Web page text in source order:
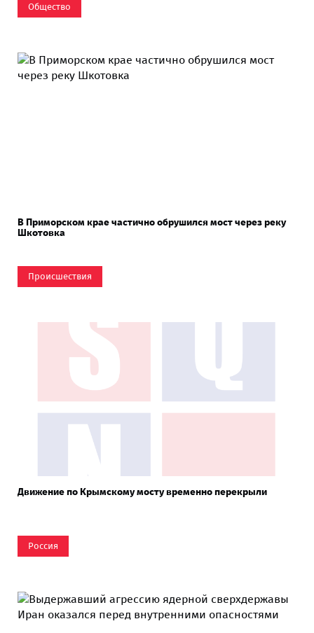
Общество
В Приморском крае частично обрушился мост через реку
Шкотовка
Происшествия
Движение по Крымскому мосту временно перекрыли
Россия